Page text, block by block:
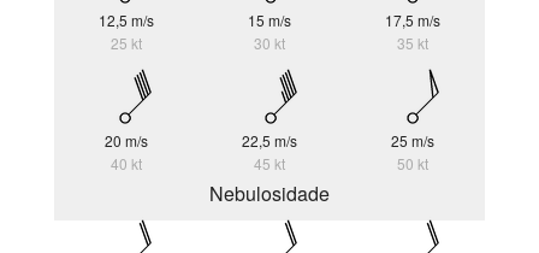
12,5 m/s
25 kt
15 m/s
30 kt
17,5 m/s
35 kt
20 m/s
40 kt
22,5 m/s
45 kt
25 m/s
50 kt
Nebulosidade